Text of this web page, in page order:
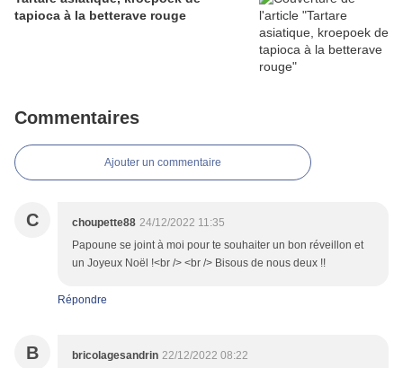
tapioca à la betterave rouge
Commentaires
Ajouter un commentaire
C choupette88 24/12/2022 11:35
Papoune se joint à moi pour te souhaiter un bon réveillon et
un Joyeux Noël !<br /> <br /> Bisous de nous deux !!
Répondre
B bricolagesandrin 22/12/2022 08:22